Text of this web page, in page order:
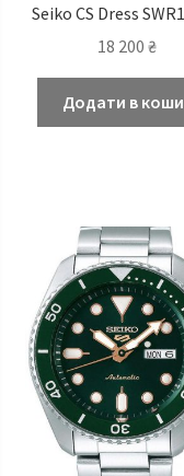
Seiko CS Dress
18 200₴
Додати в